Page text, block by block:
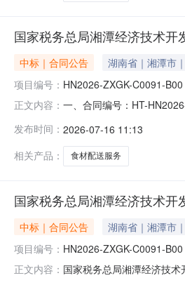
国家税务总局湘潭经济技术
中标｜合同公告 湖南省｜湘潭市
项目编号： HN2026-ZXGK-C0091-B00
正文内容： 一、合同编号：HT-
湘潭市雨湖区东风路9号创
发布时间： 2026-07-16 11:13
相关产品：
食材配送服务
国家税务总局湘潭经济技术
中标｜合同公告 湖南省｜湘潭市
项目编号： HN2026-ZXGK-C0091-B00
正文内容： 国家税务总局湘潭经济技